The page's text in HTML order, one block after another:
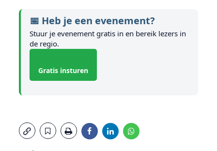
📅 Heb je een evenement?
Stuur je evenement gratis in en bereik lezers in
de regio.
Gratis insturen